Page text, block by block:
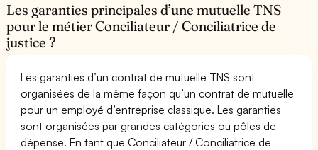
Les garanties principales d’une mutuelle TNS
pour le métier Conciliateur / Conciliatrice de
justice ?
Les garanties d’un contrat de mutuelle TNS sont
organisées de la même façon qu’un contrat de mutuelle
pour un employé d’entreprise classique. Les garanties
sont organisées par grandes catégories ou pôles de
dépense. En tant que Conciliateur / Conciliatrice de